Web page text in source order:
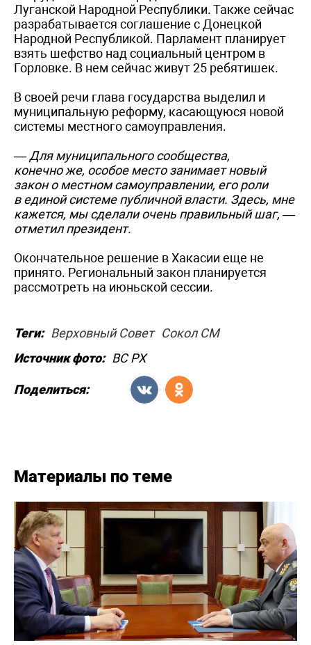
Луганской Народной Республики. Также сейчас
разрабатывается соглашение с Донецкой
Народной Республикой. Парламент планирует
взять шефство над социальный центром в
Горловке. В нем сейчас живут 25 ребятишек.
В своей речи глава государства выделил и
муниципальную реформу, касающуюся новой
системы местного самоуправления.
— Для муниципального сообщества,
конечно же, особое место занимает новый
закон о местном самоуправлении, его роли
в единой системе публичной власти. Здесь, мне
кажется, мы сделали очень правильный шаг, —
отметил президент.
Окончательное решение в Хакасии еще не
принято. Региональный закон планируется
рассмотреть на июньской сессии.
Теги: Верховный Совет Сокол СМ
Источник фото: ВС РХ
Поделиться:
Материалы по теме